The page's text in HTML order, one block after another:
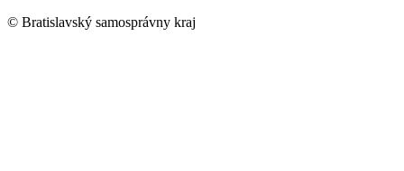
© Bratislavský samosprávny kraj